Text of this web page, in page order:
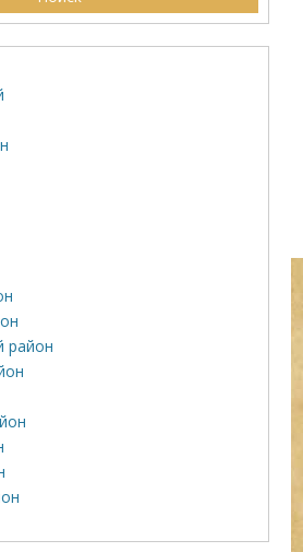
район